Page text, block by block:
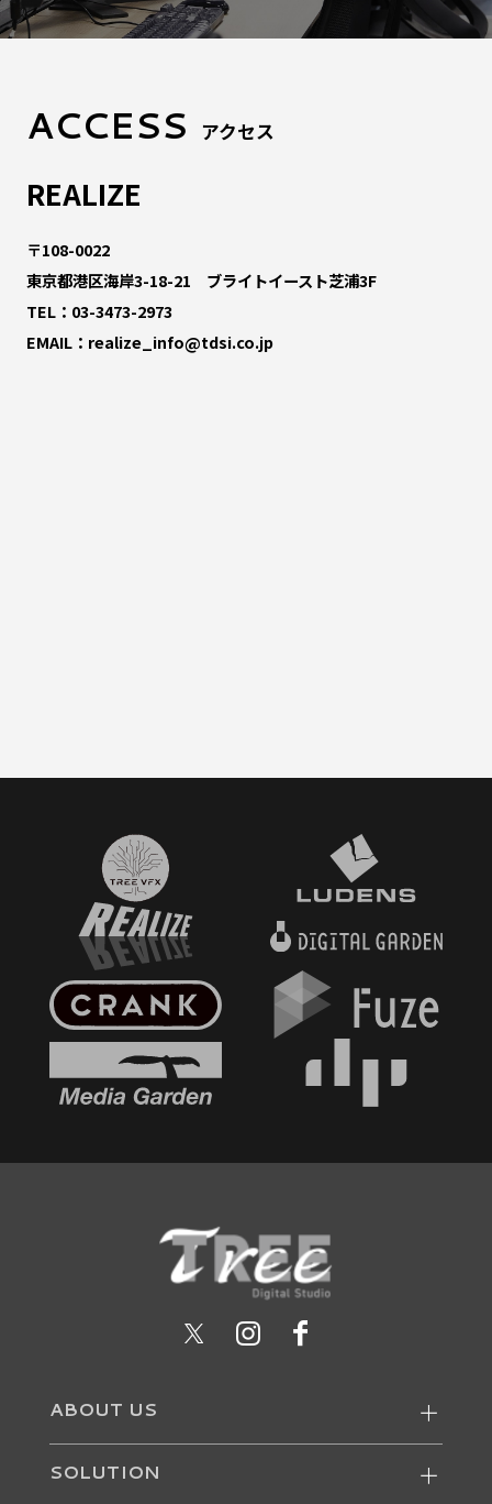
ACCESS アクセス
REALIZE
〒108-0022
東京都港区海岸3-18-21 ブライトイースト芝浦3F
TEL： 03-3473-2973
EMAIL： realize_info@tdsi.co.jp
ABOUT US
SOLUTION